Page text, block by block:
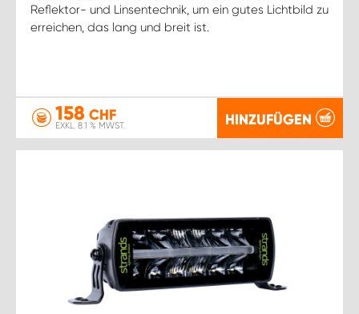
Reflektor- und Linsentechnik, um ein gutes Lichtbild zu
erreichen, das lang und breit ist.
158 CHF
EXKL. 8.1 % MWST. HINZUFÜGEN